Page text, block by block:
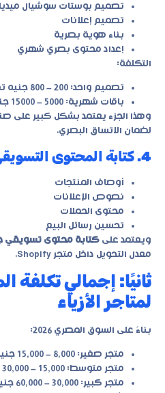
تصميم بوستات سوشيال ميديا
تصميم إعلانات
بناء هوية بصرية
إعداد محتوى بصري شهري
التكلفة:
تصميم واحد: 200 – 800 جنيه تقريبًا
باقات شهرية: 5000 – 15000 جنيه حسب عدد التصاميم
وهذا الجزء يعتمد بشكل كبير على
لضمان الاتساق البصري.
4. كتابة المحتوى التسويقي
أوصاف المنتجات
نصوص الإعلانات
محتوى الحملات
تحسين رسائل البيع
ويعتمد على كتابة محتوى تسويقي
معدل التحويل داخل متجر Shopify.
ثانيًا: إجمالي تكلفة
لمتاجر الأزياء
بناءً على السوق المصري 2026:
متجر صغير: 8,000 – 15,000 جنيه شهريًا
متجر متوسط: 15,000 – 30,000 جنيه
متجر كبير: 30,000 – 60,000 جنيه أو أكثر